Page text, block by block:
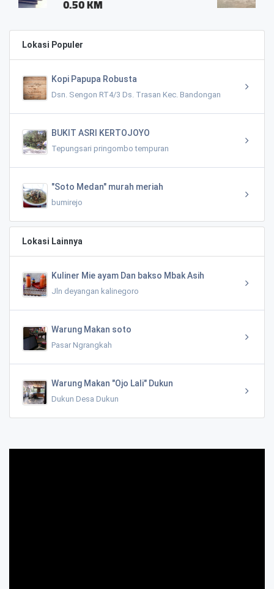
Lokasi Populer
Kopi Papupa Robusta
Dsn. Sengon RT4/3 Ds. Trasan Kec. Bandongan
BUKIT ASRI KERTOJOYO
Tepungsari pringombo tempuran
"Soto Medan" murah meriah
bumirejo
Lokasi Lainnya
Kuliner Mie ayam Dan bakso Mbak Asih
Jln deyangan kalinegoro
Warung Makan soto
Pasar Ngrangkah
Warung Makan "Ojo Lali" Dukun
Dukun Desa Dukun